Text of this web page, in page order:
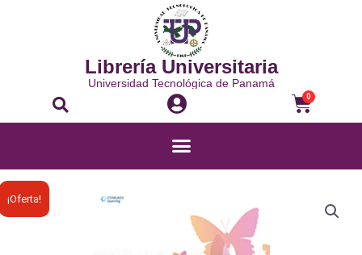
Librería Universitaria
Universidad Tecnológica de Panamá
0
¡Oferta!